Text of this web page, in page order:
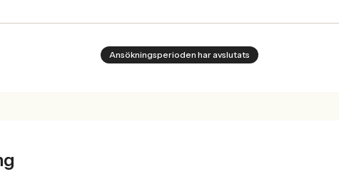
Ansökningsperioden har avslutats